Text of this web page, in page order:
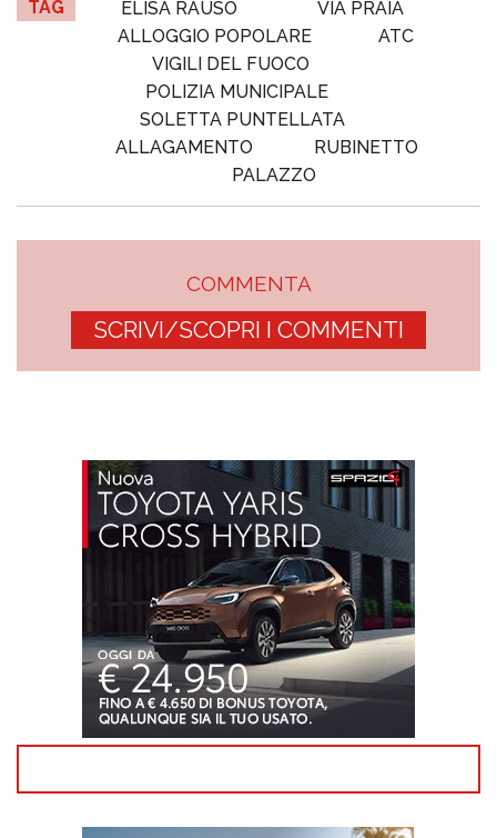
TAG ELISA RAUSO
VIA PRAIA
ALLOGGIO POPOLARE
ATC
VIGILI DEL FUOCO
POLIZIA MUNICIPALE
SOLETTA PUNTELLATA
ALLAGAMENTO
RUBINETTO
PALAZZO
COMMENTA
SCRIVI/SCOPRI I COMMENTI